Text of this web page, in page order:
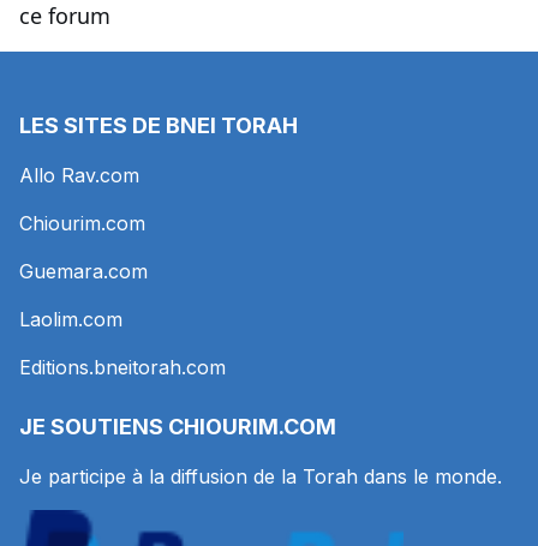
ce forum
LES SITES DE BNEI TORAH
Allo Rav.com
Chiourim.com
Guemara.com
Laolim.com
Editions.bneitorah.com
JE SOUTIENS CHIOURIM.COM
Je participe à la diffusion de la Torah dans le monde.